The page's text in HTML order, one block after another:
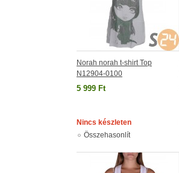
Norah norah t-shirt Top
N12904-0100
5 999 Ft
Nincs készleten
Összehasonlít